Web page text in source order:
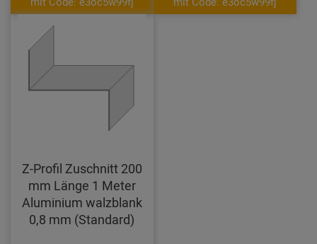
Z-Profil Zuschnitt 200
mm Länge 1 Meter
Aluminium walzblank
0,8 mm (Standard)